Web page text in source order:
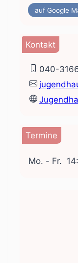
auf Google
Kontakt
040-
Termine
Mo. - Fr.